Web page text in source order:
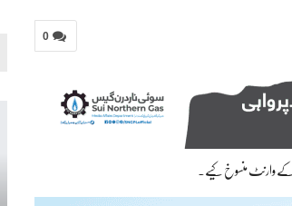
0
کے وارنٹ منسوخ کیے۔